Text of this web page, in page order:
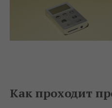
Как проходит